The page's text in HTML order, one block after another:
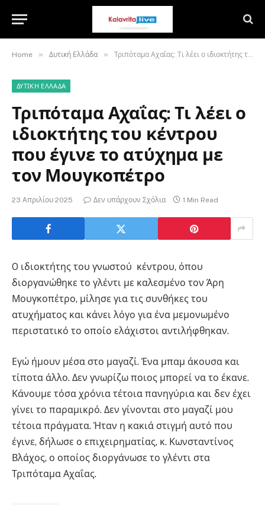
Home » Δυτική Ελλάδα » Τριπόταμα Αχαΐας: Τι λέει ο ιδιοκτήτης του κέντρου που έγινε το ατύχημα με τον Μουγκοπέτρο
ΔΥΤΙΚΉ ΕΛΛΆΔΑ
Τριπόταμα Αχαΐας: Τι λέει ο
ιδιοκτήτης του κέντρου
που έγινε το ατύχημα με
τον Μουγκοπέτρο
23 Απριλίου 2025 Δεν υπάρχουν Σχόλια 1 Min Read
O ιδιοκτήτης του γνωστού κέντρου, όπου
διοργανώθηκε το γλέντι με καλεσμένο τον Άρη
Μουγκοπέτρο, μίλησε για τις συνθήκες του
ατυχήματος και κάνει λόγο για ένα μεμονωμένο
περιστατικό το οποίο ελάχιστοι αντιλήφθηκαν.
Εγώ ήμουν μέσα στο μαγαζί. Ένα μπαμ άκουσα και
τίποτα άλλο. Δεν γνωρίζω ποιος μπορεί να το έκανε.
Κάνουμε τόσα χρόνια τέτοια πανηγύρια και δεν έχει
γίνει το παραμικρό. Δεν γίνονται στο μαγαζί μου
τέτοια πράγματα. Ήταν η κακιά στιγμή αυτό που
έγινε, δήλωσε ο επιχειρηματίας, κ. Κωνσταντίνος
Βλάχος, ο οποίος διοργάνωσε το γλέντι στα
Τριπόταμα Αχαΐας.